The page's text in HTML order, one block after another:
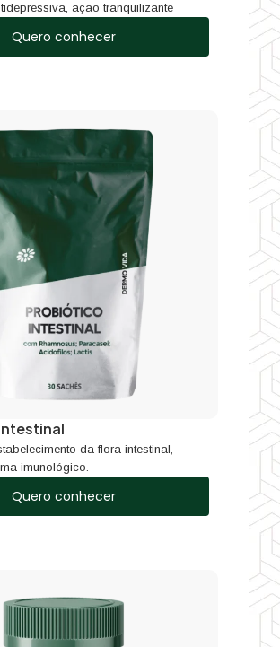
ação tranquilizante
Quero conhecer
da flora intestinal,
imunológico.
Quero conhecer